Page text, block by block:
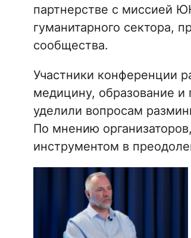
партнерстве с миссией
гуманитарного сектора,
сообщества.
Участники конференции
медицину, образование
уделили вопросам
По мнению
инструментом в